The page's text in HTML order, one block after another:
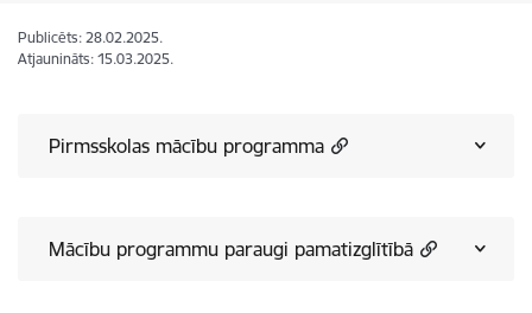
Publicēts: 28.02.2025.
Atjaunināts: 15.03.2025.
Pirmsskolas mācību programma
Mācību programmu paraugi pamatizglītībā